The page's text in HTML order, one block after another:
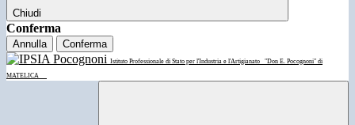
Chiudi
Conferma
Annulla Conferma
Istituto Professionale di Stato per l'Industria e l'Artigianato
"Don E. Pocognoni" di
MATELICA